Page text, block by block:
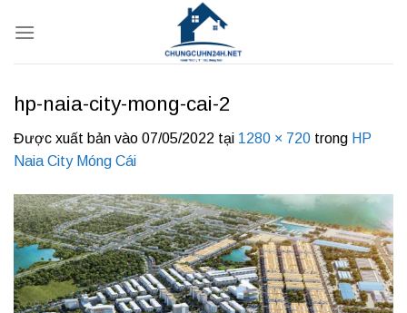
qua
hp-naia-city-mong-cai-2
Được xuất bản vào 07/05/2022 tại 1280 × 720 trong HP
Naia City Móng Cái